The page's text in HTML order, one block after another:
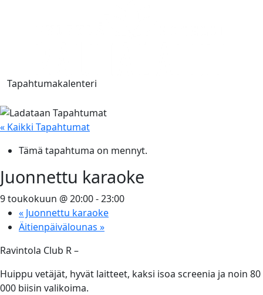
Tapahtumakalenteri
« Kaikki Tapahtumat
Tämä tapahtuma on mennyt.
Juonnettu karaoke
9 toukokuun @ 20:00-23:00
« Juonnettu karaoke
Äitienpäivälounas »
Ravintola Club R –
Huippu vetäjät, hyvät laitteet, kaksi isoa screenia ja noin 80
000 biisin valikoima.